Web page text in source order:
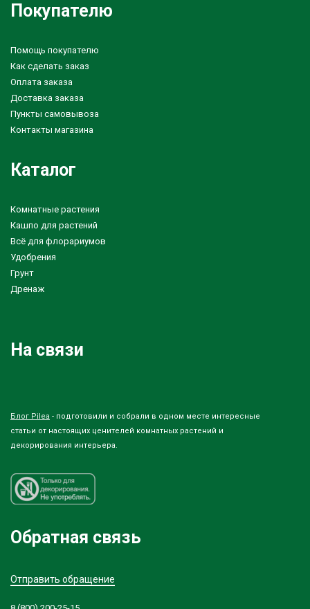
Покупателю
Помощь покупателю
Как сделать заказ
Оплата заказа
Доставка заказа
Пункты самовывоза
Контакты магазина
Каталог
Комнатные растения
Кашпо для растений
Всё для флорариумов
Удобрения
Грунт
Дренаж
На связи
Блог Pilea - подготовили и собрали в одном месте интересные
статьи от настоящих ценителей комнатных растений и
декорирования интерьера.
Обратная связь
Отправить обращение